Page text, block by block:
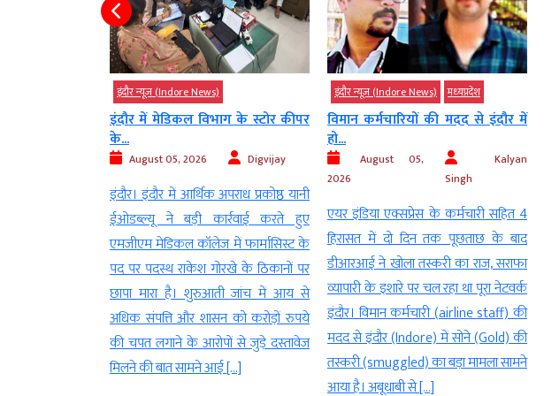
इंदौर न्यूज़ (Indore News)
इंदौर में मेडिकल विभाग के स्टोर कीपर
के...
August 05, 2026 Digvijay
इंदौर। इंदौर में आर्थिक अपराध प्रकोष्ठ यानी
ईओडब्ल्यू ने बड़ी कार्रवाई करते हुए
एमजीएम मेडिकल कॉलेज में फार्मासिस्ट के
पद पर पदस्थ राकेश गोरखे के ठिकानों पर
छापा मारा है। शुरुआती जांच में आय से
अधिक संपत्ति और शासन को करोड़ों रुपये
की चपत लगाने के आरोपों से जुड़े दस्तावेज
मिलने की बात सामने आई […]
इंदौर न्यूज़ (Indore News) मध्‍यप्रदेश
विमान कर्मचारियों की मदद से इंदौर में
हो...
August 05,
2026
Kalyan
Singh
एयर इंडिया एक्सप्रेस के कर्मचारी सहित 4
हिरासत में दो दिन तक पूछताछ के बाद
डीआरआई ने खोला तस्करी का राज, सराफा
व्यापारी के इशारे पर चल रहा था पूरा नेटवर्क
इंदौर। विमान कर्मचारी (airline staff) की
मदद से इंदौर (Indore) में सोने (Gold) की
तस्करी (smuggled) का बड़ा मामला सामने
आया है। अबूधाबी से […]